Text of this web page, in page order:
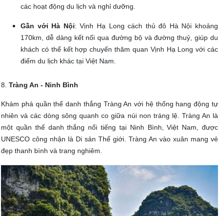
các hoạt động du lịch và nghỉ dưỡng.
Gần với Hà Nội: Vịnh Hạ Long cách thủ đô Hà Nội khoảng
170km, dễ dàng kết nối qua đường bộ và đường thuỷ, giúp du
khách có thể kết hợp chuyến thăm quan Vịnh Hạ Long với các
điểm du lịch khác tại Việt Nam.
8. Tràng An - Ninh Bình
Khám phá quần thể danh thắng Tràng An với hệ thống hang động tự
nhiên và các dòng sông quanh co giữa núi non tráng lệ. Tràng An là
một quần thể danh thắng nổi tiếng tại Ninh Bình, Việt Nam, được
UNESCO công nhận là Di sản Thế giới. Tràng An vào xuân mang vẻ
đẹp thanh bình và trang nghiêm.